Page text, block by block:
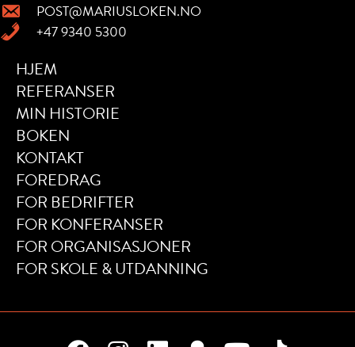
POST@MARIUSLOKEN.NO
+47 9340 5300
HJEM
REFERANSER
MIN HISTORIE
BOKEN
KONTAKT
FOREDRAG
FOR BEDRIFTER
FOR KONFERANSER
FOR ORGANISASJONER
FOR SKOLE & UTDANNING